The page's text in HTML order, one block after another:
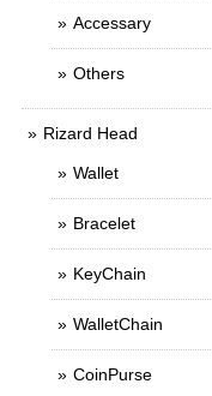
Accessary
Others
Rizard Head
Wallet
Bracelet
KeyChain
WalletChain
CoinPurse